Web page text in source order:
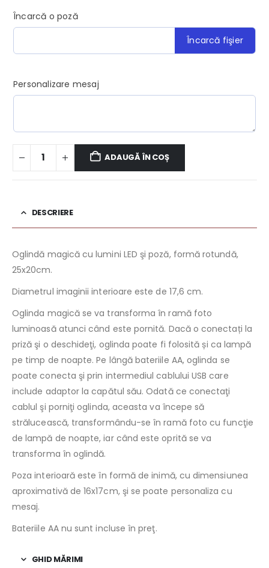
Încarcă o poză
Încarcă fişier
Personalizare mesaj
ADAUGĂ ÎN COȘ
DESCRIERE
Oglindă magică cu lumini LED şi poză, formă rotundă,
25x20cm.
Diametrul imaginii interioare este de 17,6 cm.
Oglinda magică se va transforma în ramă foto
luminoasă atunci când este pornită. Dacă o conectați la
priză şi o deschideţi, oglinda poate fi folosită și ca lampă
pe timp de noapte. Pe lângă bateriile AA, oglinda se
poate conecta şi prin intermediul cablului USB care
include adaptor la capătul său. Odată ce conectaţi
cablul şi porniţi oglinda, aceasta va începe să
strălucească, transformându-se în ramă foto cu funcţie
de lampă de noapte, iar când este oprită se va
transforma în oglindă.
Poza interioară este în formă de inimă, cu dimensiunea
aproximativă de 16x17cm, şi se poate personaliza cu
mesaj.
Bateriile AA nu sunt incluse în preţ.
GHID MĂRIMI